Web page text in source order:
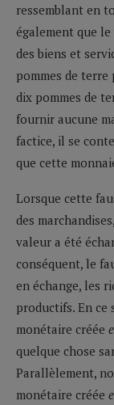
ressemblant en
également que
des biens et
pommes de
dix pommes de
fournir aucune
factice, il se
que cette
Lorsque cette
des
valeur a été
conséquent, le
en échange, les
productifs. En ce
monétaire créée
quelque chose
Parallèlement,
monétaire créée